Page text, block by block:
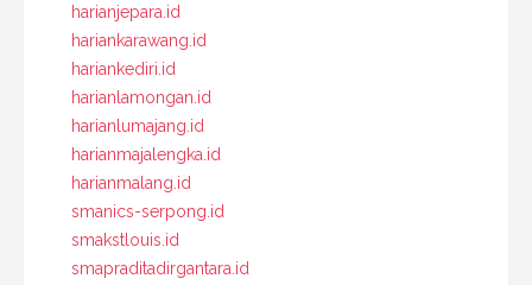
harianjepara.id
hariankarawang.id
hariankediri.id
harianlamongan.id
harianlumajang.id
harianmajalengka.id
harianmalang.id
smanics-serpong.id
smakstlouis.id
smapraditadirgantara.id